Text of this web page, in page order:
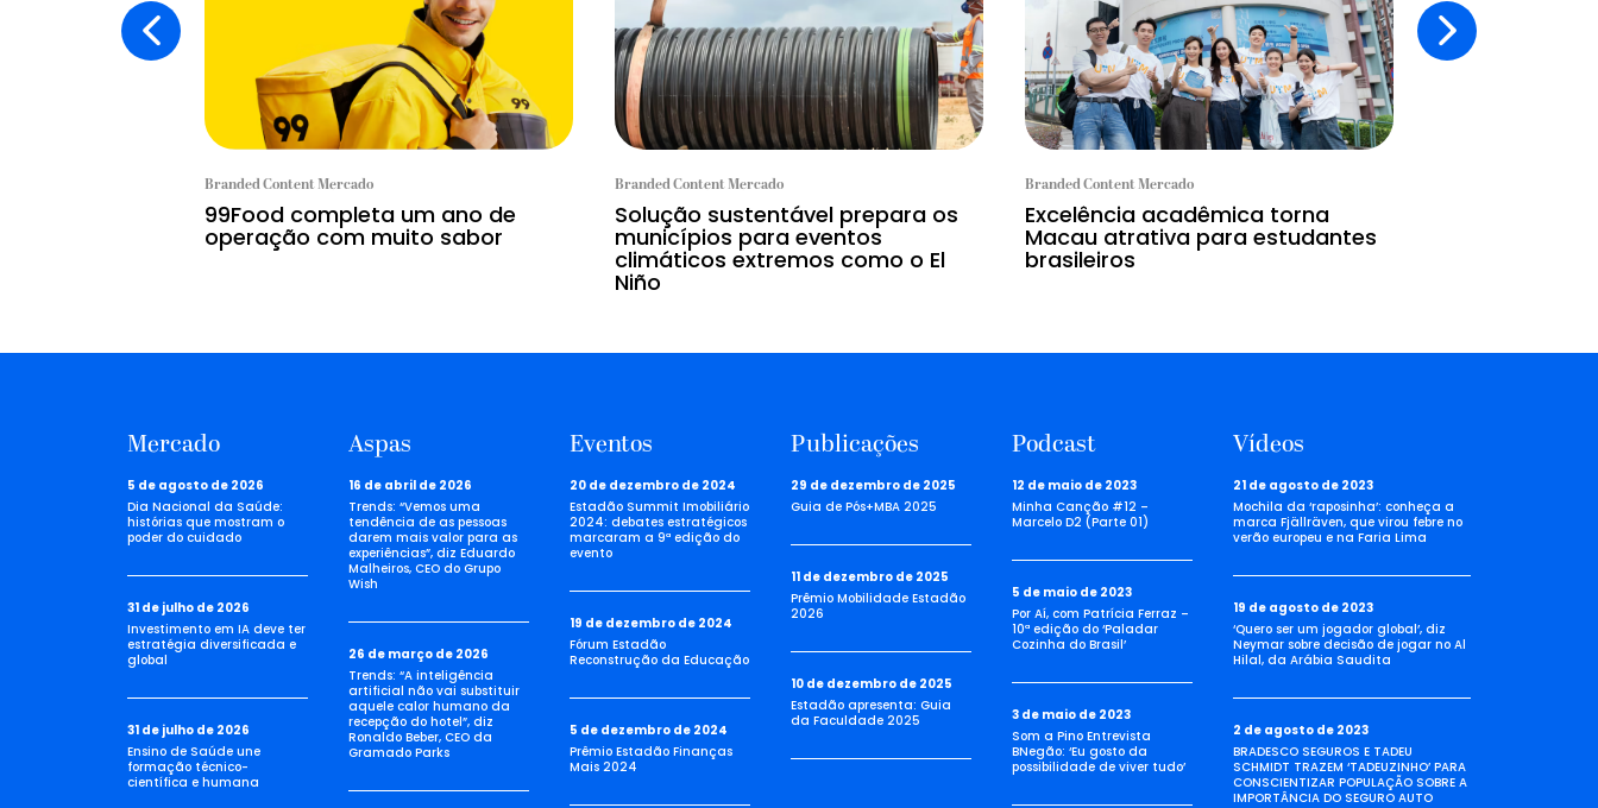
Branded Content Mercado
99Food completa um ano de
operação com muito sabor
Branded Content Mercado
Solução sustentável prepara os
municípios para eventos
climáticos extremos como o El
Niño
Branded Content Mercado
Excelência acadêmica torna
Macau atrativa para estudantes
brasileiros
Mercado
5 de agosto de 2026
Dia Nacional da Saúde:
histórias que mostram o
poder do cuidado
31 de julho de 2026
Investimento em IA deve ter
estratégia diversificada e
global
31 de julho de 2026
Ensino de Saúde une
formação técnico-
científica e humana
Aspas
16 de abril de 2026
Trends: “Vemos uma
tendência de as pessoas
darem mais valor para as
experiências”, diz Eduardo
Malheiros, CEO do Grupo
Wish
26 de março de 2026
Trends: “A inteligência
artificial não vai substituir
aquele calor humano da
recepção do hotel”, diz
Ronaldo Beber, CEO da
Gramado Parks
Eventos
20 de dezembro de 2024
Estadão Summit Imobiliário
2024: debates estratégicos
marcaram a 9ª edição do
evento
19 de dezembro de 2024
Fórum Estadão
Reconstrução da Educação
5 de dezembro de 2024
Prêmio Estadão Finanças
Mais 2024
Publicações
29 de dezembro de 2025
Guia de Pós+MBA 2025
11 de dezembro de 2025
Prêmio Mobilidade Estadão
2026
10 de dezembro de 2025
Estadão apresenta: Guia
da Faculdade 2025
Podcast
12 de maio de 2023
Minha Canção #12 –
Marcelo D2 (Parte 01)
5 de maio de 2023
Por Aí, com Patrícia Ferraz –
10ª edição do ‘Paladar
Cozinha do Brasil’
3 de maio de 2023
Som a Pino Entrevista
BNegão: ‘Eu gosto da
possibilidade de viver tudo’
Vídeos
21 de agosto de 2023
Mochila da ‘raposinha’: conheça a
marca Fjällräven, que virou febre no
verão europeu e na Faria Lima
19 de agosto de 2023
‘Quero ser um jogador global’, diz
Neymar sobre decisão de jogar no Al
Hilal, da Arábia Saudita
2 de agosto de 2023
BRADESCO SEGUROS E TADEU
SCHMIDT TRAZEM ‘TADEUZINHO’ PARA
CONSCIENTIZAR POPULAÇÃO SOBRE A
IMPORTÂNCIA DO SEGURO AUTO